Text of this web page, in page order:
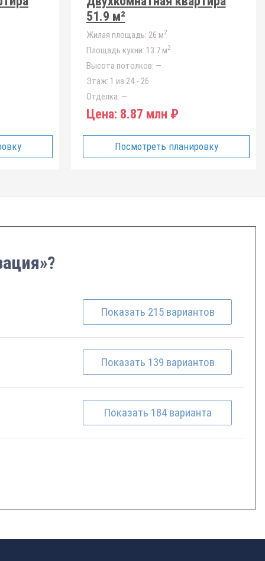
51.9 м²
Жилая площадь: 26 м2
Площадь кухни: 13.7 м2
Высота потолков: —
Этаж: 1 из 24 - 26
Отделка: —
Цена: 8.87 млн ₽
Посмотреть планировку
Показать 215 вариантов
Показать 139 вариантов
Показать 184 варианта